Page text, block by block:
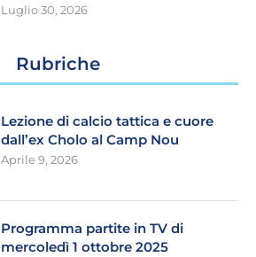
Luglio 30, 2026
Rubriche
Lezione di calcio tattica e cuore
dall’ex Cholo al Camp Nou
Aprile 9, 2026
Programma partite in TV di
mercoledì 1 ottobre 2025